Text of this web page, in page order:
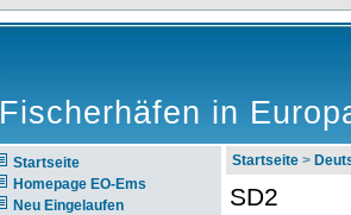
Fischerhäfen in
Startseite
Homepage EO-Ems
Neu Eingelaufen
Startseite >
SD2